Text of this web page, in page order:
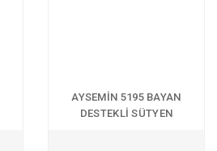
AYSEMİN 5195 BAYAN
DESTEKLİ SÜTYEN